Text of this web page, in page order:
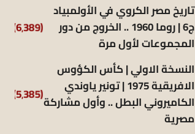
تاريخ مصر الكروي في الأولمبياد
ج6 | روما 1960 .. الخروج من دور
المجموعات لأول مرة
(6٬389)
النسخة الاولي | كأس الكؤوس
الافريقية 1975 | تونير ياوندي
الكاميروني البطل .. وأول مشاركة
مصرية
(5٬385)